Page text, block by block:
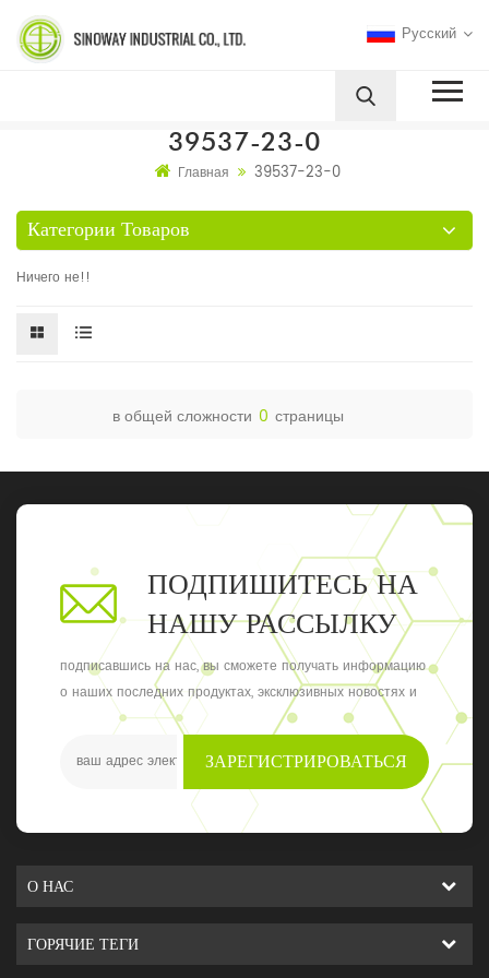
Русский
39537-23-0
Главная 39537-23-0
Категории Товаров
Ничего не!!
в общей сложности 0 страницы
ПОДПИШИТЕСЬ НА
НАШУ РАССЫЛКУ
подписавшись на нас, вы сможете получать информацию
о наших последних продуктах, эксклюзивных новостях и
обновлениях, последние местные события
ЗАРЕГИСТРИРОВАТЬСЯ
О НАС
ГОРЯЧИЕ ТЕГИ